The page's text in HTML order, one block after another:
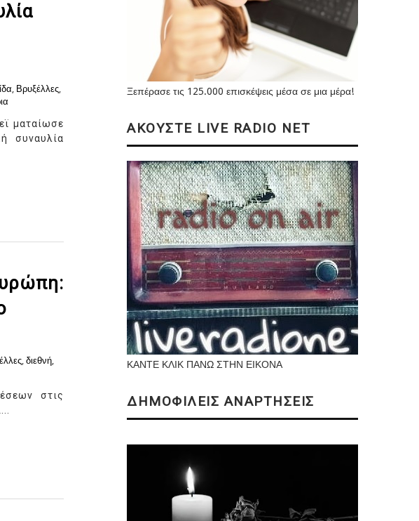
, Βρυξέλλες,
ματαίωσε
συναυλία
, διεθνή,
στις
Ξεπέρασε τις 125.000 επισκέψεις μέσα σε μια μέρα!
ΑΚΟΥΣΤΕ LIVE RADIO NET
ΚΑΝΤΕ ΚΛΙΚ ΠΑΝΩ ΣΤΗΝ ΕΙΚΟΝΑ
ΔΗΜΟΦΙΛΕΙΣ ΑΝΑΡΤΗΣΕΙΣ